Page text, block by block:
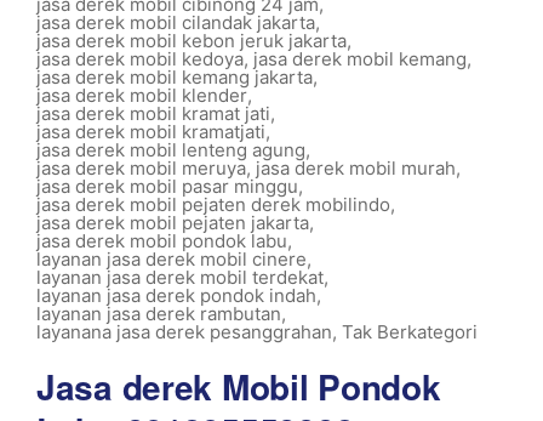
jasa derek mobil cilandak jakarta,
jasa derek mobil kebon jeruk jakarta,
jasa derek mobil kedoya, jasa derek mobil kemang,
jasa derek mobil kemang jakarta,
jasa derek mobil klender,
jasa derek mobil kramat jati,
jasa derek mobil kramatjati,
jasa derek mobil lenteng agung,
jasa derek mobil meruya, jasa derek mobil murah,
jasa derek mobil pasar minggu,
jasa derek mobil pejaten derek mobilindo,
jasa derek mobil pejaten jakarta,
jasa derek mobil pondok labu,
layanan jasa derek mobil cinere,
layanan jasa derek mobil terdekat,
layanan jasa derek pondok indah,
layanan jasa derek rambutan,
layanana jasa derek pesanggrahan, Tak Berkategori
Jasa derek Mobil Pondok